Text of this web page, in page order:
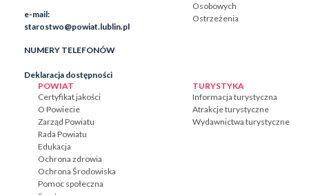
e-mail:
starostwo@powiat.lublin.pl
NUMERY TELEFONÓW
Deklaracja dostępności
Osobowych
Ostrzeżenia
POWIAT
Certyfikat jakości
O Powiecie
Zarząd Powiatu
Rada Powiatu
Edukacja
Ochrona zdrowia
Ochrona Środowiska
Pomoc społeczna
TURYSTYKA
Informacja turystyczna
Atrakcje turystyczne
Wydawnictwa turystyczne